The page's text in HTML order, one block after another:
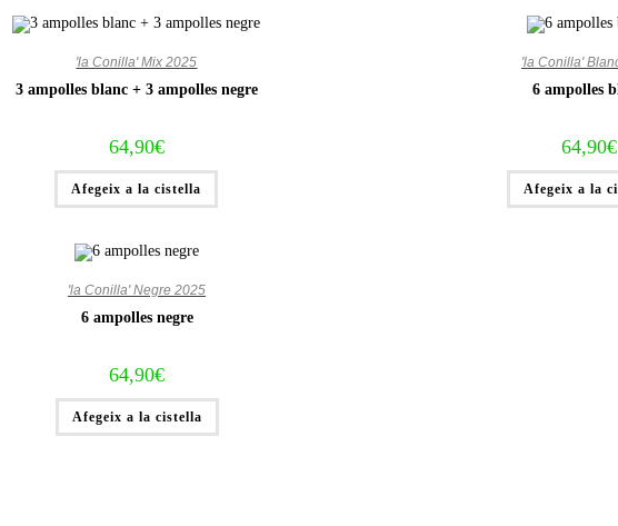
'la Conilla' Mix 2025
3 ampolles blanc + 3 ampolles negre
64,90€
Afegeix a la cistella
'la Conilla'
6 ampolles
64,90€
Afegeix a la
'la Conilla' Negre 2025
6 ampolles negre
64,90€
Afegeix a la cistella